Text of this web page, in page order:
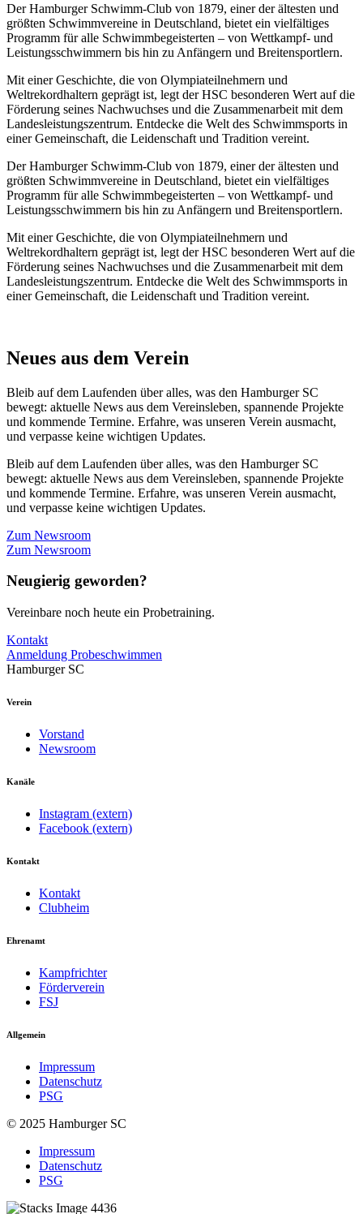
Der Hamburger Schwimm-Club von 1879, einer der ältesten und
größten Schwimmvereine in Deutschland, bietet ein vielfältiges
Programm für alle Schwimmbegeisterten – von Wettkampf- und
Leistungsschwimmern bis hin zu Anfängern und Breitensportlern.
Mit einer Geschichte, die von Olympiateilnehmern und
Weltrekordhaltern geprägt ist, legt der HSC besonderen Wert auf die
Förderung seines Nachwuchses und die Zusammenarbeit mit dem
Landesleistungszentrum. Entdecke die Welt des Schwimmsports in
einer Gemeinschaft, die Leidenschaft und Tradition vereint.
Der Hamburger Schwimm-Club von 1879, einer der ältesten und
größten Schwimmvereine in Deutschland, bietet ein vielfältiges
Programm für alle Schwimmbegeisterten – von Wettkampf- und
Leistungsschwimmern bis hin zu Anfängern und Breitensportlern.
Mit einer Geschichte, die von Olympiateilnehmern und
Weltrekordhaltern geprägt ist, legt der HSC besonderen Wert auf die
Förderung seines Nachwuchses und die Zusammenarbeit mit dem
Landesleistungszentrum. Entdecke die Welt des Schwimmsports in
einer Gemeinschaft, die Leidenschaft und Tradition vereint.
Neues aus dem Verein
Bleib auf dem Laufenden über alles, was den Hamburger SC
bewegt: aktuelle News aus dem Vereinsleben, spannende Projekte
und kommende Termine. Erfahre, was unseren Verein ausmacht,
und verpasse keine wichtigen Updates.
Bleib auf dem Laufenden über alles, was den Hamburger SC
bewegt: aktuelle News aus dem Vereinsleben, spannende Projekte
und kommende Termine. Erfahre, was unseren Verein ausmacht,
und verpasse keine wichtigen Updates.
Zum Newsroom
Zum Newsroom
Neugierig geworden?
Vereinbare noch heute ein Probetraining.
Kontakt
Anmeldung Probeschwimmen
Hamburger SC
Verein
Vorstand
Newsroom
Kanäle
Instagram (extern)
Facebook (extern)
Kontakt
Kontakt
Clubheim
Ehrenamt
Kampfrichter
Förderverein
FSJ
Allgemein
Impressum
Datenschutz
PSG
© 2025 Hamburger SC
Impressum
Datenschutz
PSG